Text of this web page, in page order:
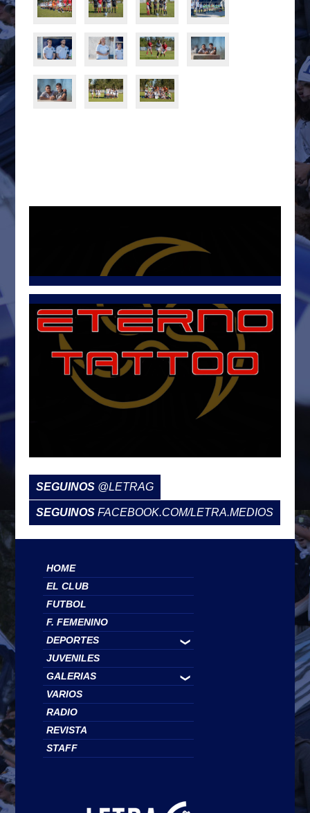
SEGUINOS @LETRAG
SEGUINOSFACEBOOK.COM/LETRA.MEDIOS
HOME
EL CLUB
FUTBOL
F. FEMENINO
DEPORTES
❯
JUVENILES
GALERIAS
❯
VARIOS
RADIO
REVISTA
STAFF